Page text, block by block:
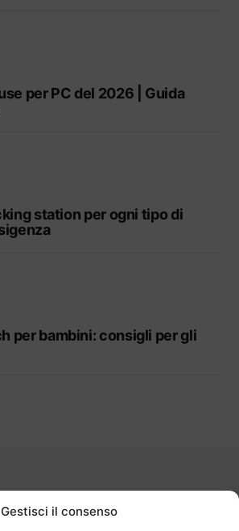
Gestisci il consenso
per PC del 2026 | Guida
station per ogni tipo di
per bambini: consigli per gli